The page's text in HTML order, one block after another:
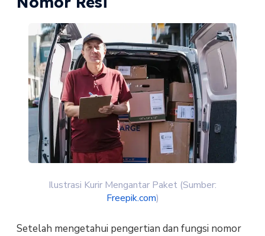
Ilustrasi Kurir Mengantar Paket (Sumber:
Freepik.com)
Setelah mengetahui pengertian dan fungsi nomor